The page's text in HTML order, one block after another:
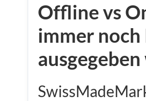
Offline vs
immer